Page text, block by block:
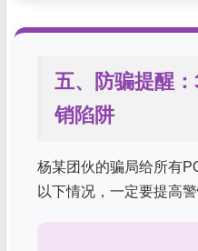
五、防骗提醒
销陷阱
杨某团伙的骗局给所有
以下情况，一定要提高